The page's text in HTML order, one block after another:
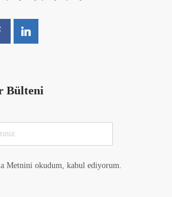
Bülteni
Metnini okudum, kabul ediyorum.